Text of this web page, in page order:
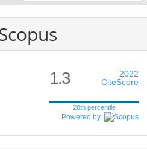
1.3
2022
CiteScore
28th percentile
Powered by